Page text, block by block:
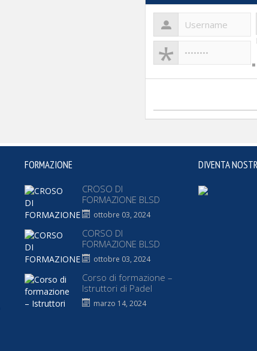
FORMAZIONE
CROSO DI
FORMAZIONE BLSD
ottobre 03, 2024
CORSO DI
FORMAZIONE BLSD
ottobre 03, 2024
Corso di formazione –
Istruttori di Padel
marzo 14, 2024
DIVENTA